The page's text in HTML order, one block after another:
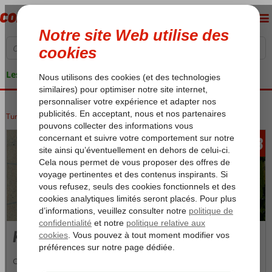
Les garanties de vacances
Turquie Riviera Turque Alanya Konakli
àpd 373
Konakli
Célèbre station balnéaire sur la Riviera Turque. La ville est accolée à